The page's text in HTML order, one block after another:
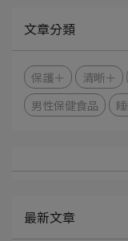
文章分類
保護＋ 清晰＋
男性保健食品
最新文章